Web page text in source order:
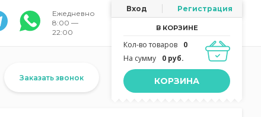
Ежедневно
8:00 —
22:00
Вход Регистрация
В КОРЗИНЕ
Кол-во товаров
0
На сумму
0 руб.
КОРЗИНА
Заказать звонок